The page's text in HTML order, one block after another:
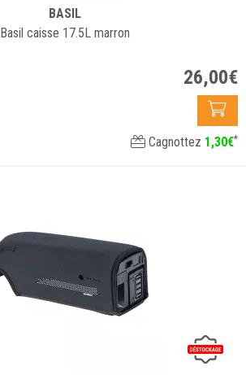
BASIL
Basil caisse 17.5L marron
26,00€
Cagnottez 1,30€*